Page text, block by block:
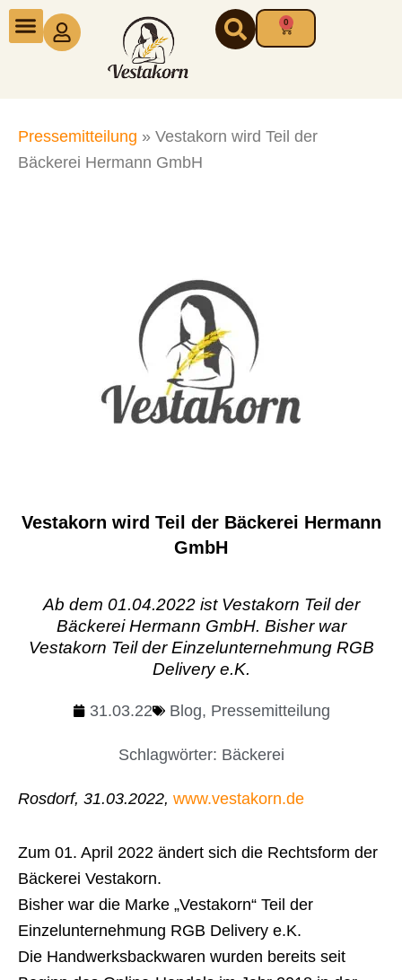
Zum
Inhalt
0
Warenkorb
Pressemitteilung » Vestakorn wird Teil der
Bäckerei Hermann GmbH
Vestakorn wird Teil der Bäckerei Hermann
GmbH
Ab dem 01.04.2022 ist Vestakorn Teil der
Bäckerei Hermann GmbH. Bisher war
Vestakorn Teil der Einzelunternehmung RGB
Delivery e.K.
31.03.22 Blog, Pressemitteilung
Schlagwörter: Bäckerei
Rosdorf, 31.03.2022, www.vestakorn.de
Zum 01. April 2022 ändert sich die Rechtsform der
Bäckerei Vestakorn.
Bisher war die Marke „Vestakorn“ Teil der
Einzelunternehmung RGB Delivery e.K.
Die Handwerksbackwaren wurden bereits seit